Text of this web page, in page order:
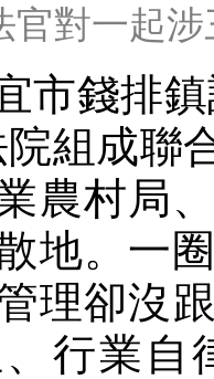
官對一起
錢排鎮
組成聯
農村局
地。一
理卻沒
行業自